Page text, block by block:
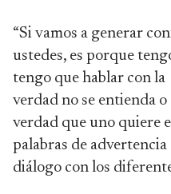
“Si vamos a generar
ustedes, es porque
tengo que hablar con
verdad no se entienda o
verdad que uno quiere
palabras de
diálogo con los